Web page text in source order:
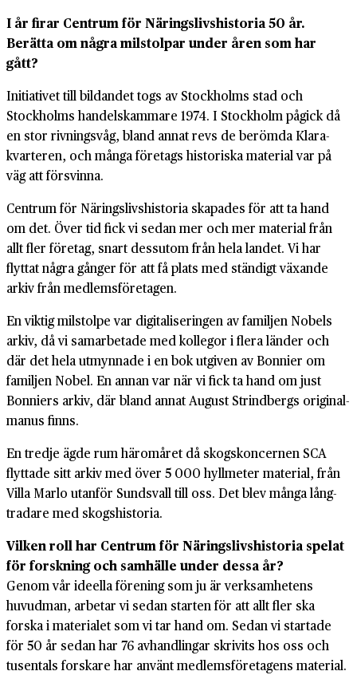
I år firar Centrum för Närings­livs­historia 50 år.
Berätta om några mil­stolpar under åren som har
gått?
Initiativet till bildandet togs av Stockholms stad och
Stockholms handels­kammare 1974. I Stockholm pågick då
en stor rivnings­våg, bland annat revs de berömda Klara­
kvarteren, och många företags historiska material var på
väg att försvinna.
Centrum för Närings­livs­historia skapades för att ta hand
om det. Över tid fick vi sedan mer och mer material från
allt fler företag, snart dessutom från hela landet. Vi har
flyttat några gånger för att få plats med ständigt växande
arkiv från medlems­företagen.
En viktig milstolpe var digitali­seringen av familjen Nobels
arkiv, då vi sam­arbetade med kollegor i flera länder och
där det hela utmynnade i en bok utgiven av Bonnier om
familjen Nobel. En annan var när vi fick ta hand om just
Bonniers arkiv, där bland annat August Strind­bergs original­
manus finns.
En tredje ägde rum härom­året då skogs­koncernen SCA
flyttade sitt arkiv med över 5 000 hyll­meter material, från
Villa Marlo utanför Sundsvall till oss. Det blev många lång­
tradare med skogs­historia.
Vilken roll har Centrum för Närings­livs­historia spelat
för forskning och samhälle under dessa år?
Genom vår ideella förening som ju är verksam­hetens
huvud­man, arbetar vi sedan starten för att allt fler ska
forska i materialet som vi tar hand om. Sedan vi startade
för 50 år sedan har 76 avhandlingar skrivits hos oss och
tusentals forskare har använt medlems­företagens material.